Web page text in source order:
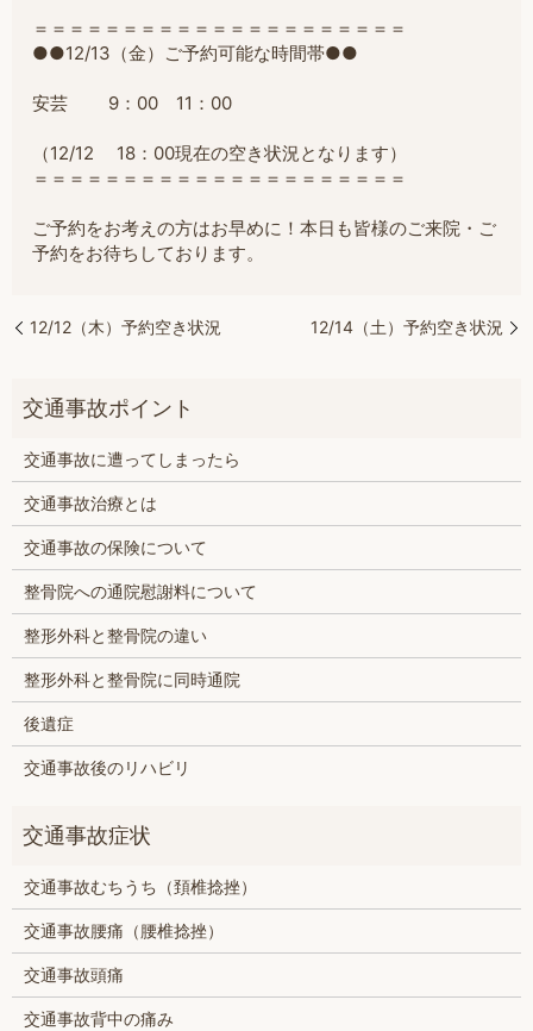
＝＝＝＝＝＝＝＝＝＝＝＝＝＝＝＝＝＝＝＝＝
●●12/13（金）ご予約可能な時間帯●●
安芸 9：00 11：00
（12/12 18：00現在の空き状況となります）
＝＝＝＝＝＝＝＝＝＝＝＝＝＝＝＝＝＝＝＝＝
ご予約をお考えの方はお早めに！本日も皆様のご来院・ご
予約をお待ちしております。
12/12（木）予約空き状況 12/14（土）予約空き状況
交通事故に遭ってしまったら
交通事故治療とは
交通事故の保険について
整骨院への通院慰謝料について
整形外科と整骨院の違い
整形外科と整骨院に同時通院
後遺症
交通事故後のリハビリ
交通事故むちうち（頚椎捻挫）
交通事故腰痛（腰椎捻挫）
交通事故頭痛
交通事故背中の痛み